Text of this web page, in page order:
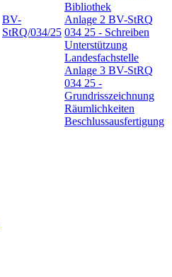
BV-
StRQ/034/25
Bibliothek
Anlage 2 BV-StRQ
034 25 - Schreiben
Unterstützung
Landesfachstelle
Anlage 3 BV-StRQ
034 25 -
Grundrisszeichnung
Räumlichkeiten
Beschlussausfertigung